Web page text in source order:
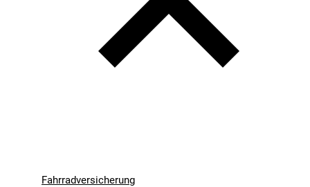
Fahrradversicherung